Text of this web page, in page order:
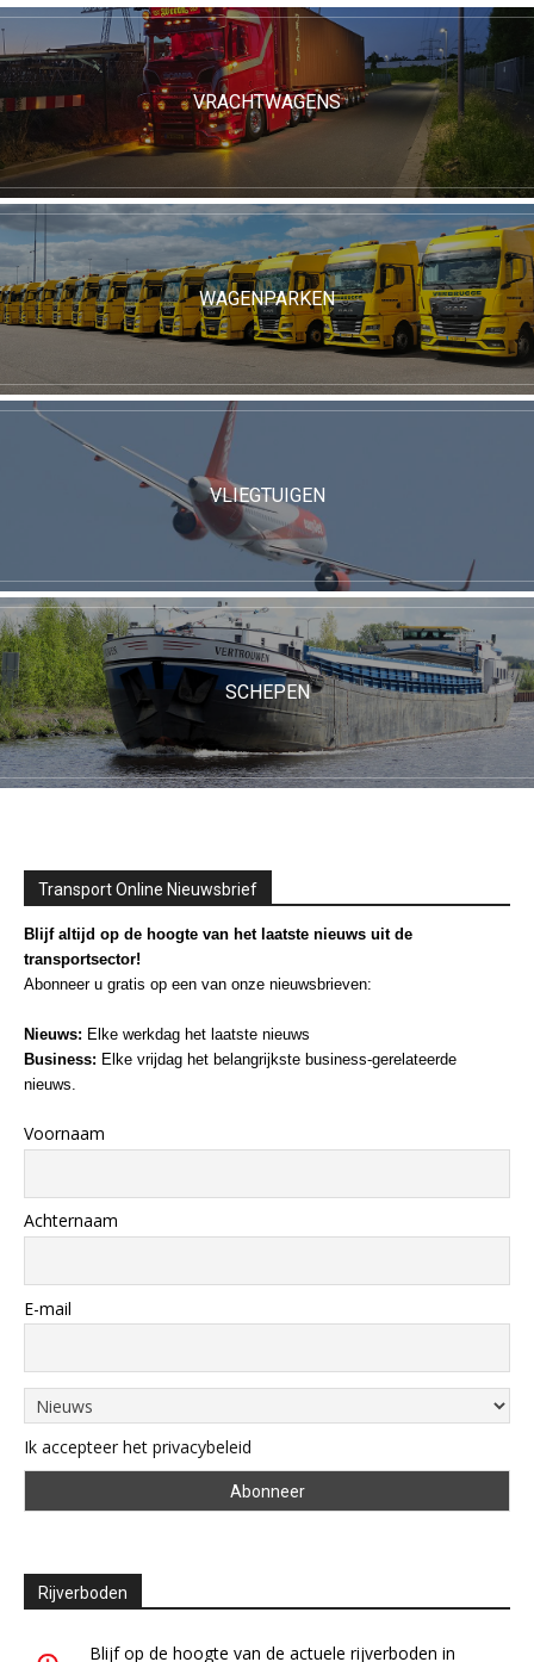
VRACHTWAGENS
WAGENPARKEN
VLIEGTUIGEN
SCHEPEN
Transport Online Nieuwsbrief
Blijf altijd op de hoogte van het laatste nieuws uit de
transportsector!
Abonneer u gratis op een van onze nieuwsbrieven:
Nieuws: Elke werkdag het laatste nieuws
Business: Elke vrijdag het belangrijkste business-gerelateerde
nieuws.
Voornaam
Achternaam
E-mail
Ik accepteer het privacybeleid
Rijverboden
Blijf op de hoogte van de actuele rijverboden in